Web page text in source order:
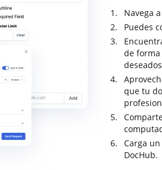
Navega
Puedes
de
que tu
Carga
DocHub.